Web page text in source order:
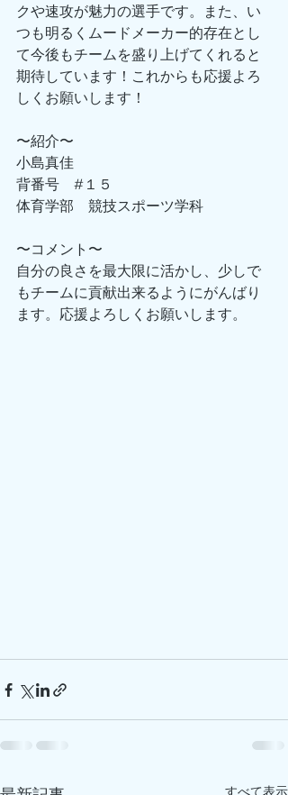
クや速攻が魅力の選手です。また、い
つも明るくムードメーカー的存在とし
て今後もチームを盛り上げてくれると
期待しています！これからも応援よろ
しくお願いします！
〜紹介〜
小島真佳
背番号　#１５
体育学部　競技スポーツ学科
〜コメント〜
自分の良さを最大限に活かし、少しで
もチームに貢献出来るようにがんばり
ます。応援よろしくお願いします。
すべて表示